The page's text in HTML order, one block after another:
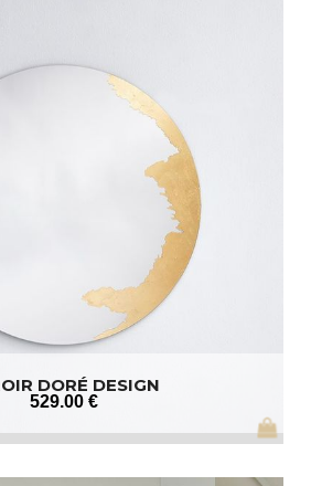
DORÉ DESIGN
529.00 €